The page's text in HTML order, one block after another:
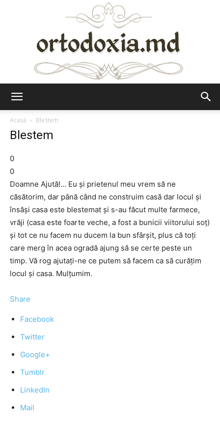
Acasă
Blestem
Blestem
0
0
Doamne Ajută!… Eu şi prietenul meu vrem să ne
căsătorim, dar până când ne construim casă dar locul şi
însăşi casa este blestemat şi s-au făcut multe farmece,
vrăji (casa este foarte veche, a fost a bunicii viitorului soţ)
şi tot ce nu facem nu ducem la bun sfârşit, plus că toţi
care merg în acea ogradă ajung să se certe peste un
timp. Vă rog ajutaţi-ne ce putem să facem ca să curăţim
locul şi casa. Mulţumim.
Share
Facebook
Twitter
Google+
Tumblr
LinkedIn
Mail